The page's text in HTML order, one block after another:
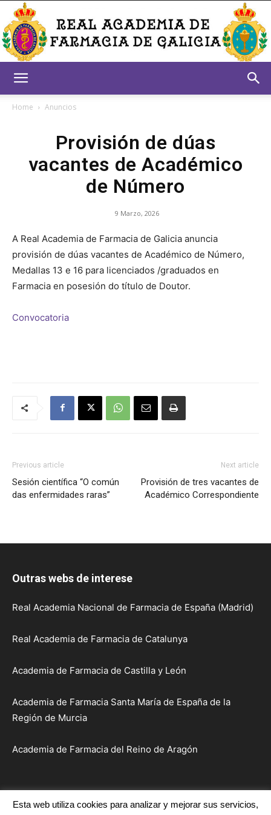
Academia
Farmacia
Home Anuncios
Provisión de dúas
vacantes de Académico
de Número
9 Marzo, 2026
A Real Academia de Farmacia de Galicia anuncia
provisión de dúas vacantes de Académico de Número,
Medallas 13 e 16 para licenciados /graduados en
Farmacia en posesión do título de Doutor.
Convocatoria
Previous article
Sesión científica “O común
das enfermidades raras”
Next article
Provisión de tres vacantes de
Académico Correspondiente
Outras webs de interese
Real Academia Nacional de Farmacia de España (Madrid)
Real Academia de Farmacia de Catalunya
Academia de Farmacia de Castilla y León
Academia de Farmacia Santa María de España de la
Región de Murcia
Academia de Farmacia del Reino de Aragón
Inicio Institución Académicos
Sesións e Actos
Esta web utiliza cookies para analizar y mejorar sus servicios,